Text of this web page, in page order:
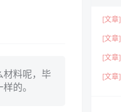
材料呢，毕
的。
[文章]
[文章]
[文章]
[文章]